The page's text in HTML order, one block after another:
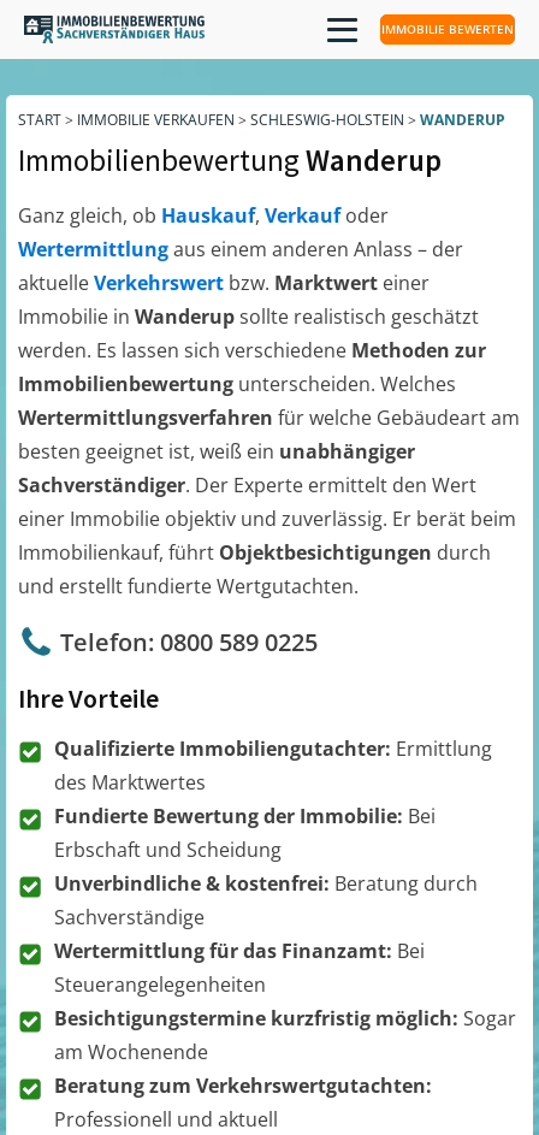
IMMOBILIE BEWERTEN
START> IMMOBILIE VERKAUFEN > SCHLESWIG-HOLSTEIN > WANDERUP
ImmobilienbewertungWanderup
Ganz gleich, ob Hauskauf, Verkaufoder
Wertermittlungaus einem anderen Anlass – der
aktuelleVerkehrswert bzw. Marktwert einer
Immobilie in Wanderupsollte realistisch geschätzt
werden. Es lassen sich verschiedene Methoden zur
Immobilienbewertung unterscheiden. Welches
Wertermittlungsverfahren für welche Gebäudeart am
besten geeignet ist, weiß ein unabhängiger
Sachverständiger. Der Experte ermittelt den Wert
einer Immobilie objektiv und zuverlässig. Er berät beim
Immobilienkauf, führt Objektbesichtigungen durch
und erstellt fundierte Wertgutachten.
Telefon: 0800 589 0225
Ihre Vorteile
Qualifizierte Immobiliengutachter: Ermittlung
des Marktwertes
Fundierte Bewertung der Immobilie: Bei
Erbschaft und Scheidung
Unverbindliche & kostenfrei: Beratung durch
Sachverständige
Wertermittlung für das Finanzamt: Bei
Steuerangelegenheiten
Besichtigungstermine kurzfristig möglich: Sogar
am Wochenende
Beratung zum Verkehrswertgutachten:
Professionell und aktuell